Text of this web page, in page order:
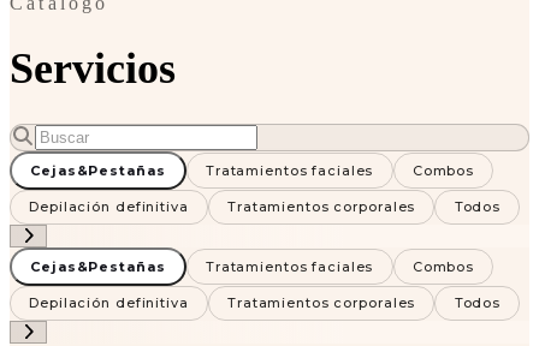
Servicios
Cejas&Pestañas Tratamientos faciales Combos
Depilación definitiva Tratamientos corporales Todos
Cejas&Pestañas Tratamientos faciales Combos
Depilación definitiva Tratamientos corporales Todos